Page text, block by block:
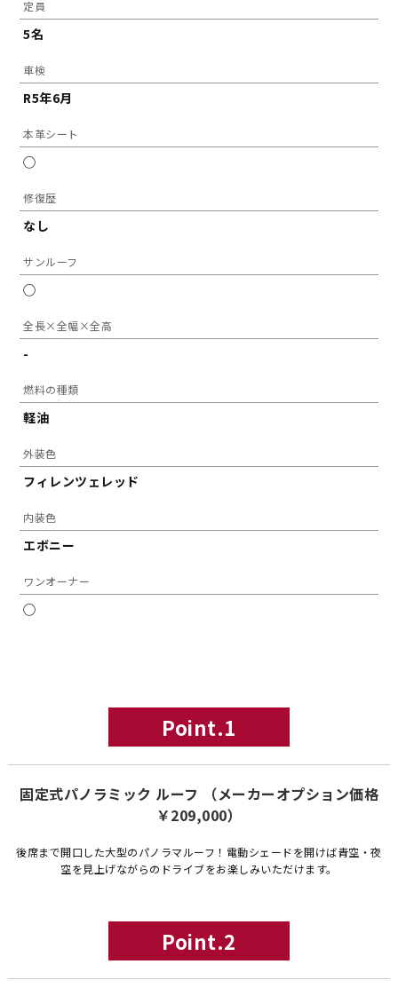
定員
5名
車検
R5年6月
本革シート
◯
修復歴
なし
サンルーフ
◯
全長×全幅×全高
-
燃料の種類
軽油
外装色
フィレンツェレッド
内装色
エボニー
ワンオーナー
◯
Point.1
固定式パノラミック ルーフ （メーカーオプション価格
￥209,000）
後席まで開口した大型のパノラマルーフ！電動シェードを開けば青空・夜
空を見上げながらのドライブをお楽しみいただけます。
Point.2